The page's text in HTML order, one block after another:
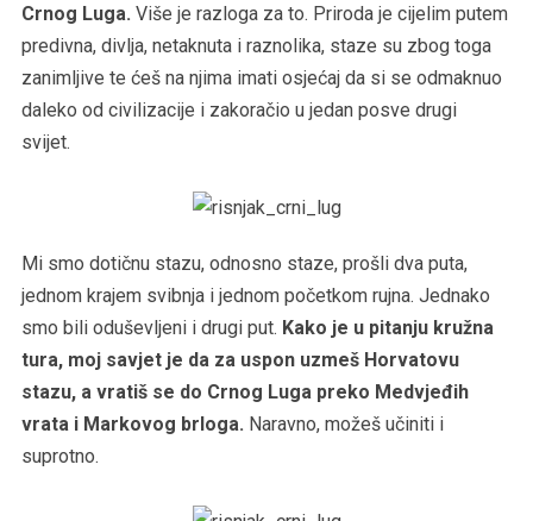
Crnog Luga. Više je razloga za to. Priroda je cijelim putem
predivna, divlja, netaknuta i raznolika, staze su zbog toga
zanimljive te ćeš na njima imati osjećaj da si se odmaknuo
daleko od civilizacije i zakoračio u jedan posve drugi
svijet.
Mi smo dotičnu stazu, odnosno staze, prošli dva puta,
jednom krajem svibnja i jednom početkom rujna. Jednako
smo bili oduševljeni i drugi put. Kako je u pitanju kružna
tura, moj savjet je da za uspon uzmeš Horvatovu
stazu, a vratiš se do Crnog Luga preko Medvjeđih
vrata i Markovog brloga. Naravno, možeš učiniti i
suprotno.